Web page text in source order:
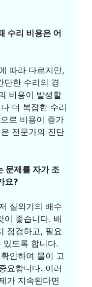
수리 비용은 어
따라 다르지만,
단한 수리의 경
비용이 발생할
더 복잡한 수리
로 비용이 증가
전문가의 진단
문제를 자가 조
요?
실외기의 배수
이 좋습니다. 배
점검하고, 필요
있도록 합니다.
인하여 물이 고
요합니다. 이러
가 지속된다면